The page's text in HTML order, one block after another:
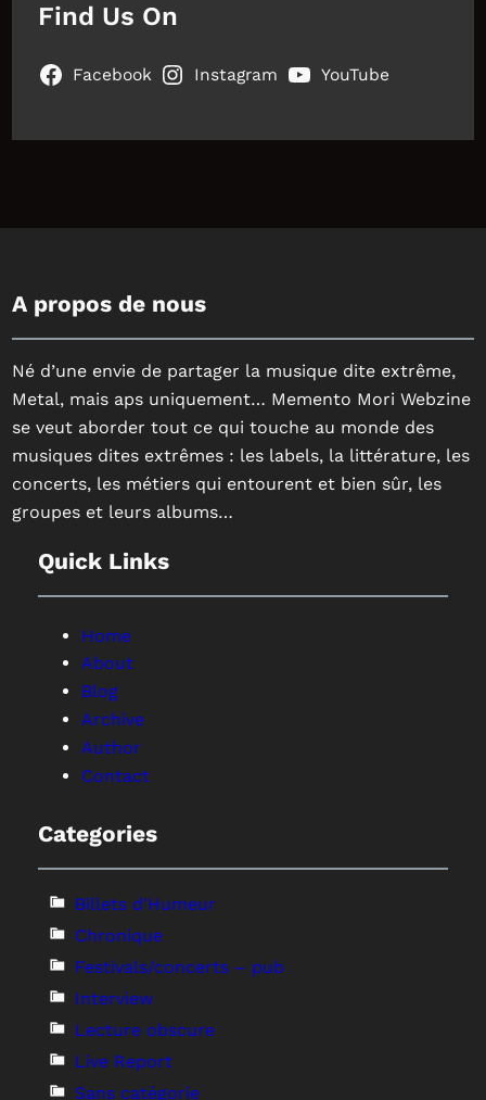
Find Us On
Facebook Instagram YouTube
A propos de nous
Né d’une envie de partager la musique dite extrême,
Metal, mais aps uniquement… Memento Mori Webzine
se veut aborder tout ce qui touche au monde des
musiques dites extrêmes : les labels, la littérature, les
concerts, les métiers qui entourent et bien sûr, les
groupes et leurs albums…
Quick Links
Home
About
Blog
Archive
Author
Contact
Categories
Billets d'Humeur
Chronique
Festivals/concerts – pub
Interview
Lecture obscure
Live Report
Sans catégorie